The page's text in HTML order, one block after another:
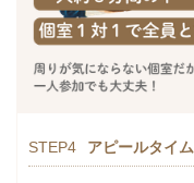
STEP4 アピールタイム